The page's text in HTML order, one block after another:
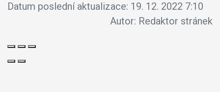
Datum poslední aktualizace: 19. 12. 2022 7:10
Autor: Redaktor stránek